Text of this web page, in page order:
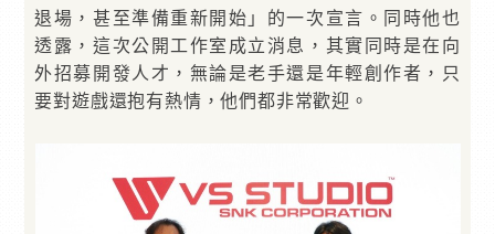
退場，甚至準備重新開始」的一次宣言。同時他也
透露，這次公開工作室成立消息，其實同時是在向
外招募開發人才，無論是老手還是年輕創作者，只
要對遊戲還抱有熱情，他們都非常歡迎。